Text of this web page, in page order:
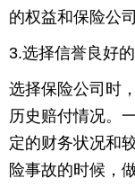
的权益和保险公
3.选择信誉良好
选择保险公司时
历史赔付情况。
定的财务状况和
险事故的时候，